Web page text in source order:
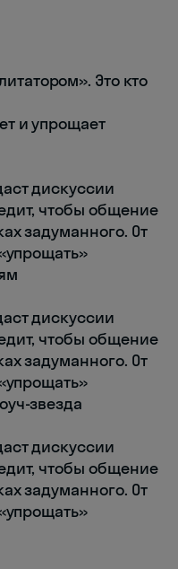
Это кто
и упрощает
дискуссии
чтобы общение
задуманного. От
дискуссии
чтобы общение
задуманного. От
звезда
дискуссии
чтобы общение
задуманного. От